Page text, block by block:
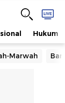
Hukum
Marwah